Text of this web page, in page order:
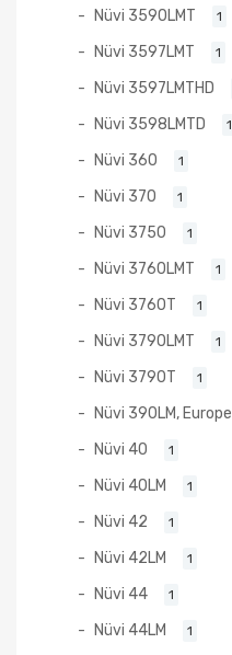
Nüvi 3590LMT 1
Nüvi 3597LMT 1
Nüvi 3597LMTHD
Nüvi 3598LMTD 1
Nüvi 360 1
Nüvi 370 1
Nüvi 3750 1
Nüvi 3760LMT 1
Nüvi 3760T 1
Nüvi 3790LMT 1
Nüvi 3790T 1
Nüvi 390LM, Europe
Nüvi 40 1
Nüvi 40LM 1
Nüvi 42 1
Nüvi 42LM 1
Nüvi 44 1
Nüvi 44LM 1